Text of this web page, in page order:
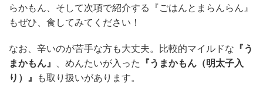
らかもん、そして次項で紹介する『ごはんとまらんらん』
もぜひ、食してみてください！
なお、辛いのが苦手な方も大丈夫。比較的マイルドな 『う
まかもん』 、めんたいが入った 『うまかもん（明太子入
り）』 も取り扱いがあります。